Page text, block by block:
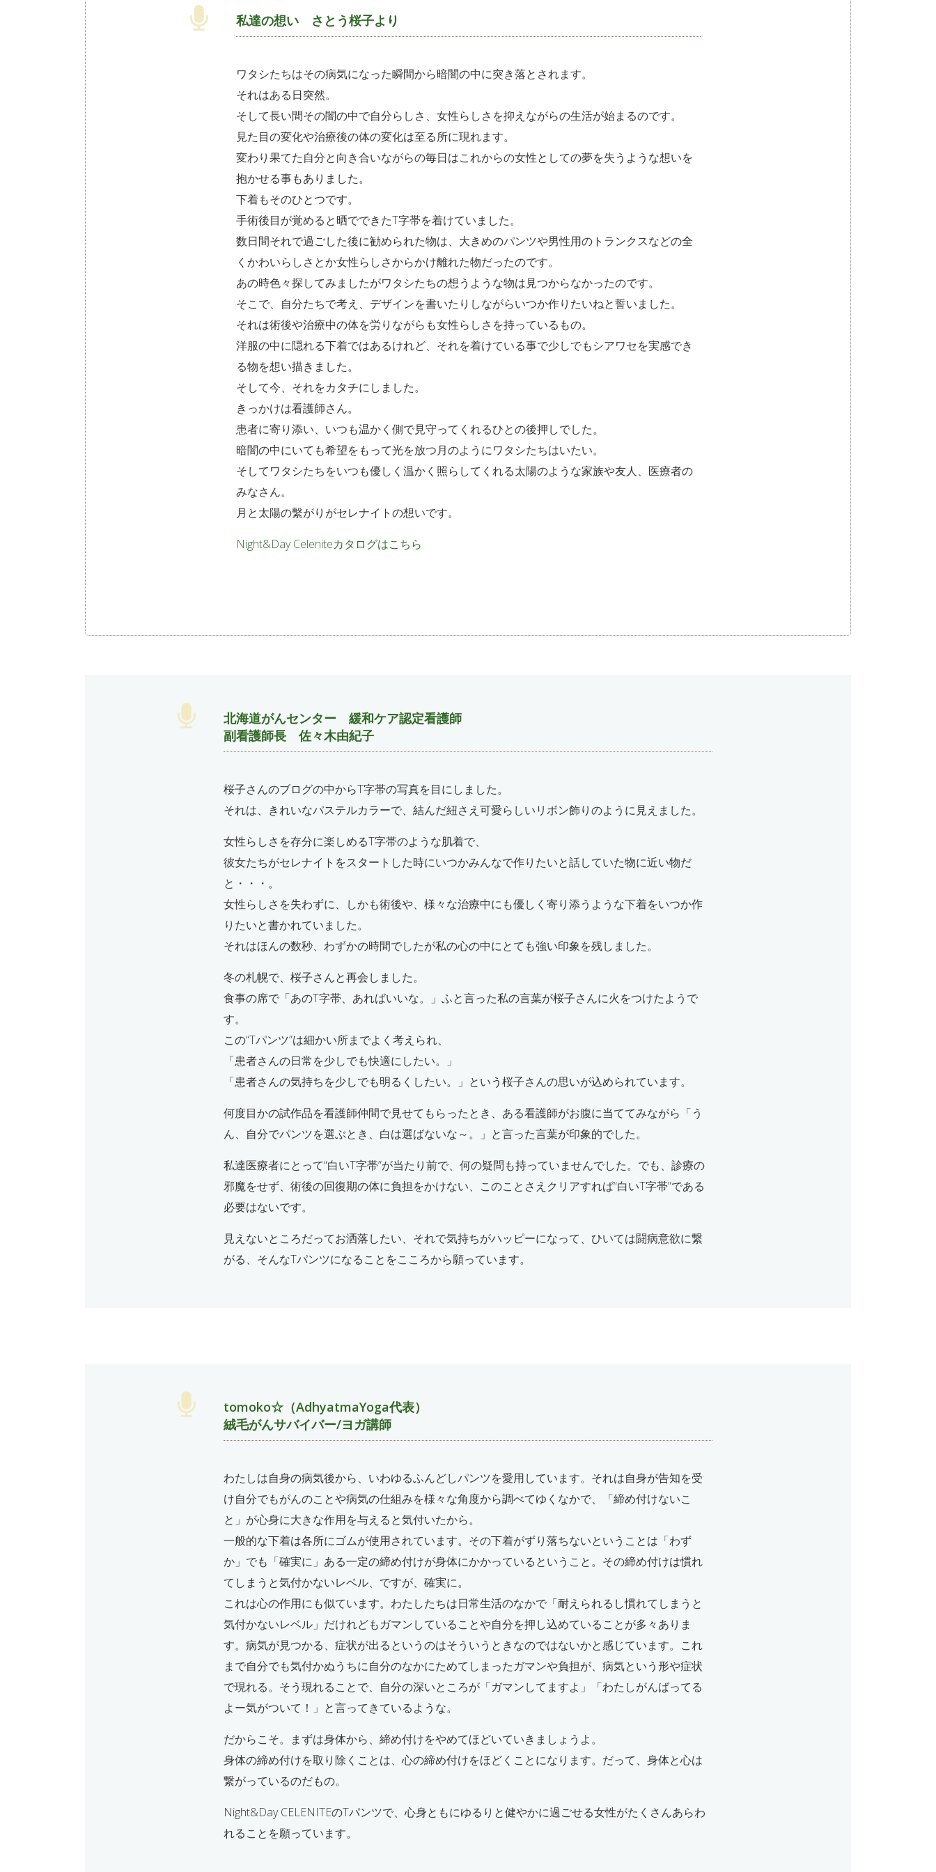
私達の想い さとう桜子より
ワタシたちはその病気になった瞬間から暗闇の中に突き落とされます。
それはある日突然。
そして長い間その闇の中で自分らしさ、女性らしさを抑えながらの生活が始まるのです。
見た目の変化や治療後の体の変化は至る所に現れます。
変わり果てた自分と向き合いながらの毎日はこれからの女性としての夢を失うような想いを
抱かせる事もありました。
下着もそのひとつです。
手術後目が覚めると晒でできたT字帯を着けていました。
数日間それで過ごした後に勧められた物は、大きめのパンツや男性用のトランクスなどの全
くかわいらしさとか女性らしさからかけ離れた物だったのです。
あの時色々探してみましたがワタシたちの想うような物は見つからなかったのです。
そこで、自分たちで考え、デザインを書いたりしながらいつか作りたいねと誓いました。
それは術後や治療中の体を労りながらも女性らしさを持っているもの。
洋服の中に隠れる下着ではあるけれど、それを着けている事で少しでもシアワセを実感でき
る物を想い描きました。
そして今、それをカタチにしました。
きっかけは看護師さん。
患者に寄り添い、いつも温かく側で見守ってくれるひとの後押しでした。
暗闇の中にいても希望をもって光を放つ月のようにワタシたちはいたい。
そしてワタシたちをいつも優しく温かく照らしてくれる太陽のような家族や友人、医療者の
みなさん。
月と太陽の繫がりがセレナイトの想いです。
Night&Day Celeniteカタログはこちら
北海道がんセンター 緩和ケア認定看護師
副看護師長 佐々木由紀子
桜子さんのブログの中からT字帯の写真を目にしました。
それは、きれいなパステルカラーで、結んだ紐さえ可愛らしいリボン飾りのように見えました。
女性らしさを存分に楽しめるT字帯のような肌着で、
彼女たちがセレナイトをスタートした時にいつかみんなで作りたいと話していた物に近い物だ
と・・・。
女性らしさを失わずに、しかも術後や、様々な治療中にも優しく寄り添うような下着をいつか作
りたいと書かれていました。
それはほんの数秒、わずかの時間でしたが私の心の中にとても強い印象を残しました。
冬の札幌で、桜子さんと再会しました。
食事の席で「あのT字帯、あればいいな。」ふと言った私の言葉が桜子さんに火をつけたようで
す。
この“Tパンツ”は細かい所までよく考えられ、
「患者さんの日常を少しでも快適にしたい。」
「患者さんの気持ちを少しでも明るくしたい。」という桜子さんの思いが込められています。
何度目かの試作品を看護師仲間で見せてもらったとき、ある看護師がお腹に当ててみながら「う
ん、自分でパンツを選ぶとき、白は選ばないな～。」と言った言葉が印象的でした。
私達医療者にとって“白いT字帯”が当たり前で、何の疑問も持っていませんでした。でも、診療の
邪魔をせず、術後の回復期の体に負担をかけない、このことさえクリアすれば“白いT字帯”である
必要はないです。
見えないところだってお洒落したい、それで気持ちがハッピーになって、ひいては闘病意欲に繋
がる、そんなTパンツになることをこころから願っています。
tomoko☆（AdhyatmaYoga代表）
絨毛がんサバイバー/ヨガ講師
わたしは自身の病気後から、いわゆるふんどしパンツを愛用しています。それは自身が告知を受
け自分でもがんのことや病気の仕組みを様々な角度から調べてゆくなかで、「締め付けないこ
と」が心身に大きな作用を与えると気付いたから。
一般的な下着は各所にゴムが使用されています。その下着がずり落ちないということは「わず
か」でも「確実に」ある一定の締め付けが身体にかかっているということ。その締め付けは慣れ
てしまうと気付かないレベル、ですが、確実に。
これは心の作用にも似ています。わたしたちは日常生活のなかで「耐えられるし慣れてしまうと
気付かないレベル」だけれどもガマンしていることや自分を押し込めていることが多々ありま
す。病気が見つかる、症状が出るというのはそういうときなのではないかと感じています。これ
まで自分でも気付かぬうちに自分のなかにためてしまったガマンや負担が、病気という形や症状
で現れる。そう現れることで、自分の深いところが「ガマンしてますよ」「わたしがんばってる
よー気がついて！」と言ってきているような。
だからこそ。まずは身体から、締め付けをやめてほどいていきましょうよ。
身体の締め付けを取り除くことは、心の締め付けをほどくことになります。だって、身体と心は
繋がっているのだもの。
Night&Day CELENITEのTパンツで、心身ともにゆるりと健やかに過ごせる女性がたくさんあらわ
れることを願っています。